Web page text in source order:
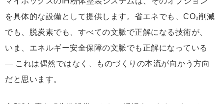
を具体的な設備として提供します。省エネでも、CO₂削減
でも、脱炭素でも、すべての文脈で正解になる技術が、
いま、エネルギー安全保障の文脈でも正解になっている
― これは偶然ではなく、ものづくりの本流が向かう方向
だと思います。